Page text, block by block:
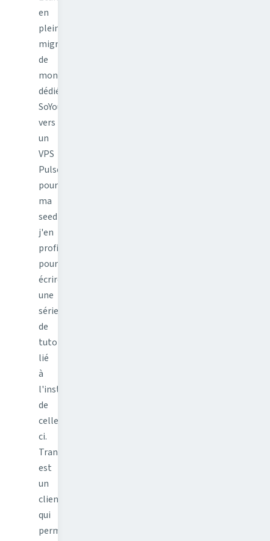
en
pleine
migration
de
mon
dédié
SoYouStart
vers
un
VPS
PulseHeberg
pour
ma
seedbox,
j'en
profite
pour
écrire
une
série
de
tutoriel
lié
à
l'installation
de
celle-
ci.
Transmission
est
un
client
qui
permet